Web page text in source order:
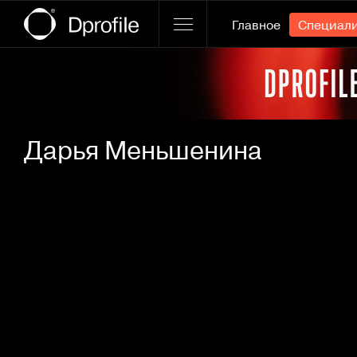
Главное
Дарья Меньшенина